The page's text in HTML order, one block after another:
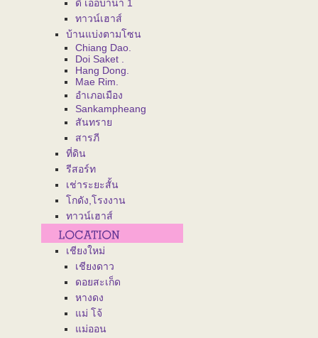
ดิ เออบาน่า 1
ทาวน์เฮาส์
บ้านแบ่งตามโซน
Chiang Dao.
Doi Saket .
Hang Dong.
Mae Rim.
อำเภอเมือง
Sankampheang
สันทราย
สารภี
ที่ดิน
รีสอร์ท
เช่าระยะสั้น
โกดัง,โรงงาน
ทาวน์เฮาส์
เชียงใหม่
เชียงดาว
ดอยสะเก็ด
หางดง
แม่ โจ้
แม่ออน